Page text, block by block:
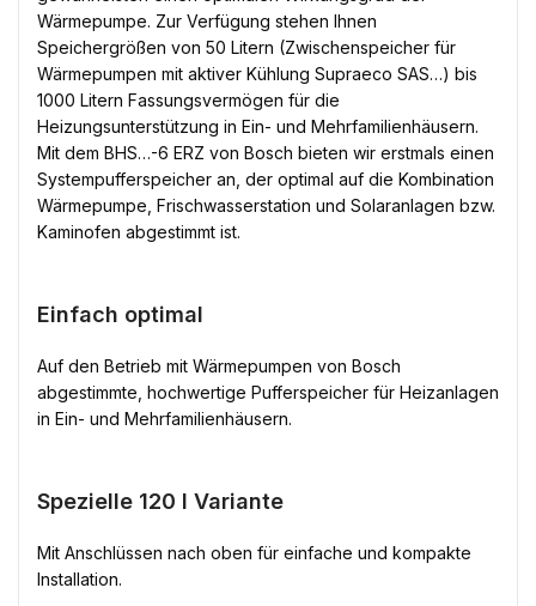
Wärmepumpe. Zur Verfügung stehen Ihnen
Speichergrößen von 50 Litern (Zwischenspeicher für
Wärmepumpen mit aktiver Kühlung Supraeco SAS…) bis
1000 Litern Fassungsvermögen für die
Heizungsunterstützung in Ein- und Mehrfamilienhäusern.
Mit dem BHS…-6 ERZ von Bosch bieten wir erstmals einen
Systempufferspeicher an, der optimal auf die Kombination
Wärmepumpe, Frischwasserstation und Solaranlagen bzw.
Kaminofen abgestimmt ist.
Einfach optimal
Auf den Betrieb mit Wärmepumpen von Bosch
abgestimmte, hochwertige Pufferspeicher für Heizanlagen
in Ein- und Mehrfamilienhäusern.
Spezielle 120 l Variante
Mit Anschlüssen nach oben für einfache und kompakte
Installation.